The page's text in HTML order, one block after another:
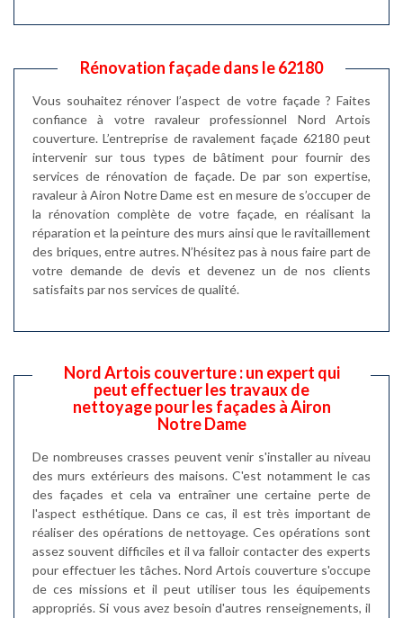
Rénovation façade dans le 62180
Vous souhaitez rénover l’aspect de votre façade ? Faites
confiance à votre ravaleur professionnel Nord Artois
couverture. L’entreprise de ravalement façade 62180 peut
intervenir sur tous types de bâtiment pour fournir des
services de rénovation de façade. De par son expertise,
ravaleur à Airon Notre Dame est en mesure de s’occuper de
la rénovation complète de votre façade, en réalisant la
réparation et la peinture des murs ainsi que le ravitaillement
des briques, entre autres. N’hésitez pas à nous faire part de
votre demande de devis et devenez un de nos clients
satisfaits par nos services de qualité.
Nord Artois couverture : un expert qui
peut effectuer les travaux de
nettoyage pour les façades à Airon
Notre Dame
De nombreuses crasses peuvent venir s'installer au niveau
des murs extérieurs des maisons. C'est notamment le cas
des façades et cela va entraîner une certaine perte de
l'aspect esthétique. Dans ce cas, il est très important de
réaliser des opérations de nettoyage. Ces opérations sont
assez souvent difficiles et il va falloir contacter des experts
pour effectuer les tâches. Nord Artois couverture s'occupe
de ces missions et il peut utiliser tous les équipements
appropriés. Si vous avez besoin d'autres renseignements, il